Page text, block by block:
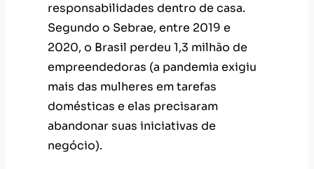
responsabilidades dentro de casa.
Segundo o Sebrae, entre 2019 e
2020, o Brasil perdeu 1,3 milhão de
empreendedoras (a pandemia exigiu
mais das mulheres em tarefas
domésticas e elas precisaram
abandonar suas iniciativas de
negócio).